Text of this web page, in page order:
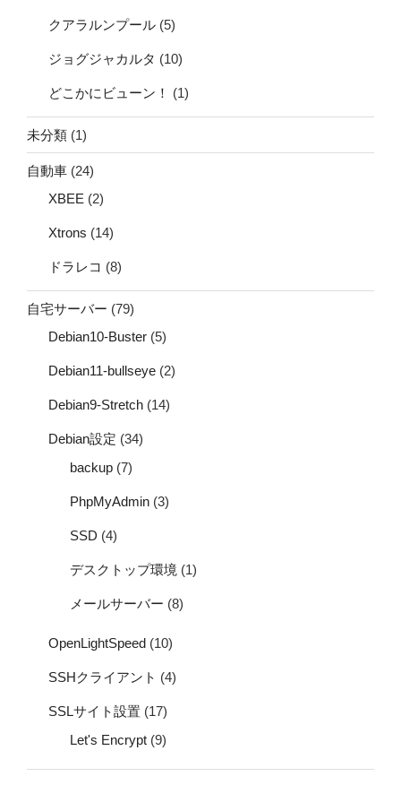
クアラルンプール (5)
ジョグジャカルタ (10)
どこかにビューン！ (1)
未分類 (1)
自動車 (24)
XBEE (2)
Xtrons (14)
ドラレコ (8)
自宅サーバー (79)
Debian10-Buster (5)
Debian11-bullseye (2)
Debian9-Stretch (14)
Debian設定 (34)
backup (7)
PhpMyAdmin (3)
SSD (4)
デスクトップ環境 (1)
メールサーバー (8)
OpenLightSpeed (10)
SSHクライアント (4)
SSLサイト設置 (17)
Let's Encrypt (9)